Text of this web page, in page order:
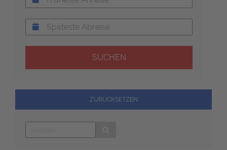
ZURÜCKSETZEN